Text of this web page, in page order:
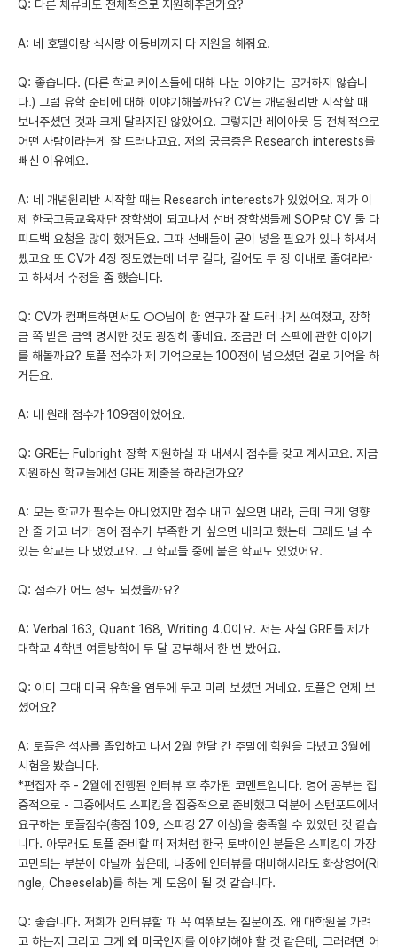
Q: 다른 체류비도 전체적으로 지원해주던가요?
A: 네 호텔이랑 식사랑 이동비까지 다 지원을 해줘요.
Q: 좋습니다. (다른 학교 케이스들에 대해 나눈 이야기는 공개하지 않습니
다.) 그럼 유학 준비에 대해 이야기해볼까요? CV는 개념원리반 시작할 때
보내주셨던 것과 크게 달라지진 않았어요. 그렇지만 레이아웃 등 전체적으로
어떤 사람이라는게 잘 드러나고요. 저의 궁금증은 Research interests를
빼신 이유예요.
A: 네 개념원리반 시작할 때는 Research interests가 있었어요. 제가 이
제 한국고등교육재단 장학생이 되고나서 선배 장학생들께 SOP랑 CV 둘 다
피드백 요청을 많이 했거든요. 그때 선배들이 굳이 넣을 필요가 있나 하셔서
뺐고요 또 CV가 4장 정도였는데 너무 길다, 길어도 두 장 이내로 줄여라라
고 하셔서 수정을 좀 했습니다.
Q: CV가 컴팩트하면서도 ○○님이 한 연구가 잘 드러나게 쓰여졌고, 장학
금 쪽 받은 금액 명시한 것도 굉장히 좋네요. 조금만 더 스펙에 관한 이야기
를 해볼까요? 토플 점수가 제 기억으로는 100점이 넘으셨던 걸로 기억을 하
거든요.
A: 네 원래 점수가 109점이었어요.
Q: GRE는 Fulbright 장학 지원하실 때 내셔서 점수를 갖고 계시고요. 지금
지원하신 학교들에선 GRE 제출을 하라던가요?
A: 모든 학교가 필수는 아니었지만 점수 내고 싶으면 내라, 근데 크게 영향
안 줄 거고 너가 영어 점수가 부족한 거 싶으면 내라고 했는데 그래도 낼 수
있는 학교는 다 냈었고요. 그 학교들 중에 붙은 학교도 있었어요.
Q: 점수가 어느 정도 되셨을까요?
A: Verbal 163, Quant 168, Writing 4.0이요. 저는 사실 GRE를 제가
대학교 4학년 여름방학에 두 달 공부해서 한 번 봤어요.
Q: 이미 그때 미국 유학을 염두에 두고 미리 보셨던 거네요. 토플은 언제 보
셨어요?
A: 토플은 석사를 졸업하고 나서 2월 한달 간 주말에 학원을 다녔고 3월에
시험을 봤습니다.
*편집자 주 - 2월에 진행된 인터뷰 후 추가된 코멘트입니다. 영어 공부는 집
중적으로 - 그중에서도 스피킹을 집중적으로 준비했고 덕분에 스탠포드에서
요구하는 토플점수(총점 109, 스피킹 27 이상)을 충족할 수 있었던 것 같습
니다. 아무래도 토플 준비할 때 저처럼 한국 토박이인 분들은 스피킹이 가장
고민되는 부분이 아닐까 싶은데, 나중에 인터뷰를 대비해서라도 화상영어(Ri
ngle, Cheeselab)를 하는 게 도움이 될 것 같습니다.
Q: 좋습니다. 저희가 인터뷰할 때 꼭 여쭤보는 질문이죠. 왜 대학원을 가려
고 하는지 그리고 그게 왜 미국인지를 이야기해야 할 것 같은데, 그러려면 어